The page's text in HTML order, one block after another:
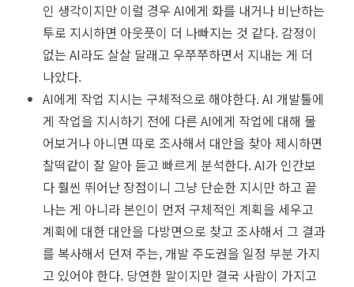
인 생각이지만 이럴 경우 AI에게 화를 내거나 비난하는
투로 지시하면 아웃풋이 더 나빠지는 것 같다. 감정이
없는 AI라도 살살 달래고 우쭈쭈하면서 지내는 게 더
나았다.
AI에게 작업 지시는 구체적으로 해야한다. AI 개발툴에
게 작업을 지시하기 전에 다른 AI에게 작업에 대해 물
어보거나 아니면 따로 조사해서 대안을 찾아 제시하면
찰떡같이 잘 알아 듣고 빠르게 분석한다. AI가 인간보
다 훨씬 뛰어난 장점이니 그냥 단순한 지시만 하고 끝
나는 게 아니라 본인이 먼저 구체적인 계획을 세우고
계획에 대한 대안을 다방면으로 찾고 조사해서 그 결과
를 복사해서 던져 주는, 개발 주도권을 일정 부분 가지
고 있어야 한다. 당연한 말이지만 결국 사람이 가지고